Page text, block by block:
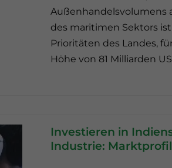
Außenhandelsvolumens
des maritimen Sektors
Prioritäten des Landes,
Höhe von 81 Milliarden
Investieren in
Industrie: